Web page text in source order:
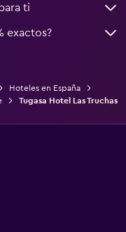
ti
exactos?
Hoteles en España
Tugasa Hotel Las Truchas